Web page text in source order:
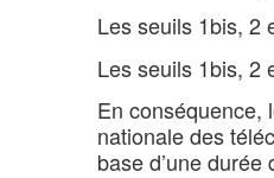
Les seuils 1bis, 2
Les seuils 1bis, 2
En conséquence,
nationale des
base d’une